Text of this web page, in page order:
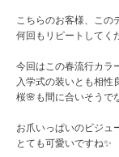
こちらのお客様、この
何回もリピートしてく
今回はこの春流行カラ
入学式の装いとも相性
桜🌸も間に合いそうで
お爪いっぱいのビジュ
とても可愛いですね✨